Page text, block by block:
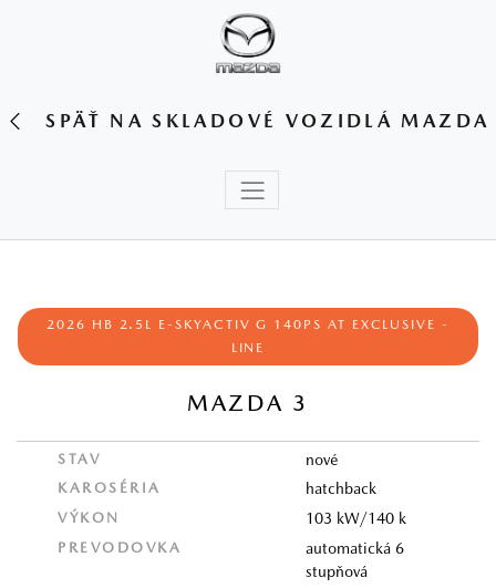
SPÄŤ NA SKLADOVÉ VOZIDLÁ MAZDA
2026 HB 2.5L E-SKYACTIV G 140PS AT EXCLUSIVE -
LINE
MAZDA 3
STAV nové
KAROSÉRIA hatchback
VÝKON 103 kW/140 k
PREVODOVKA
automatická 6
stupňová